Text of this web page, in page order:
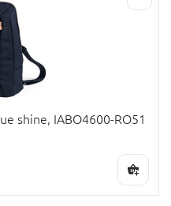
shine, IABO4600-RO51